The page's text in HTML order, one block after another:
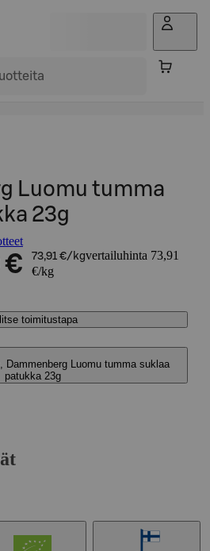
Luomu tumma
23g
€ 73,91 €/kgvertailuhinta 73,91
€/kg
toimitustapa
Dammenberg Luomu tumma suklaa
patukka 23g